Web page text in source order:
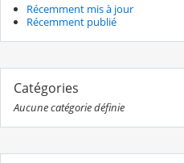
Récemment mis à jour
Récemment publié
Catégories
Aucune catégorie définie